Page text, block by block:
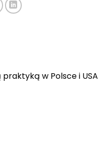
w Polsce i USA